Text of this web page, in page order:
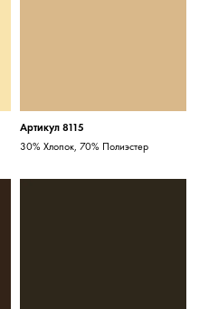
Артикул 8115
30% Хлопок, 70% Полиэстер